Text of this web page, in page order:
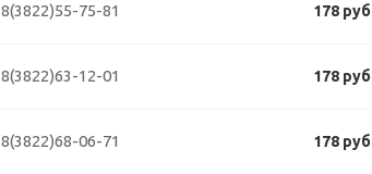
8(3822)55-75-81 178
8(3822)63-12-01 178
8(3822)68-06-71 178